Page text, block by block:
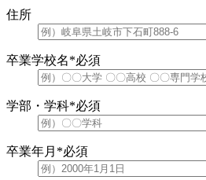
住所
卒業学校名*必須
学部・学科*必須
卒業年月 *必須